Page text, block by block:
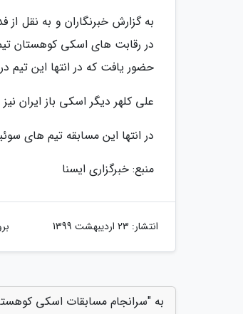
در رقابت های اسکی کوهستان
حضور یافت که در انتها این تیم
علی کلهر دیگر اسکی باز ایران
در انتها این مسابقه تیم های
منبع: خبرگزاری ایسنا
انتشار: 23 اردیبهشت 1399
به "سرانجام مسابقات اسکی